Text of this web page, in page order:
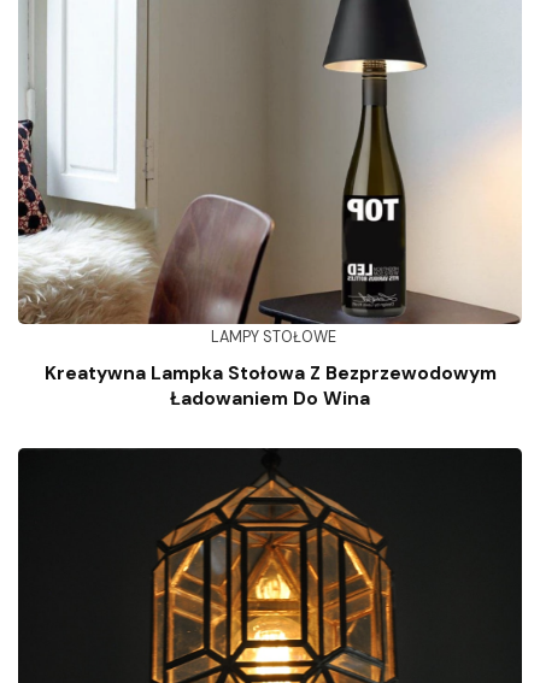
LAMPY STOŁOWE
Kreatywna Lampka Stołowa Z Bezprzewodowym
Ładowaniem Do Wina